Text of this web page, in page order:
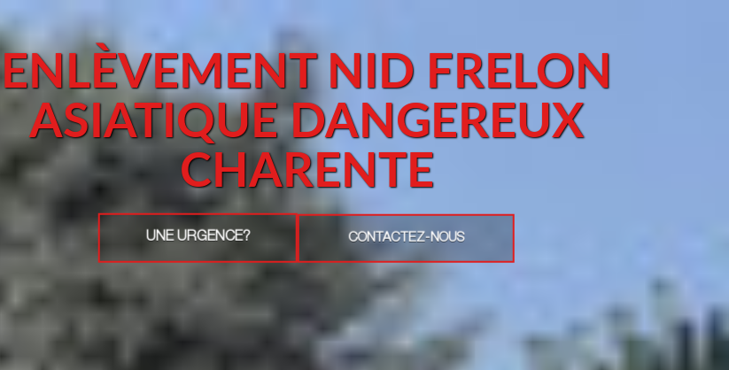
ENLÈVEMENT NID FRELON
ASIATIQUE DANGEREUX
CHARENTE
UNE URGENCE? CONTACTEZ-NOUS